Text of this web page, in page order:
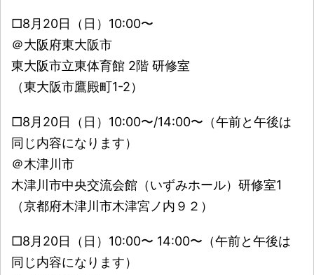
□8月20日（日）10:00〜
＠大阪府東大阪市
東大阪市立東体育館 2階 研修室
（東大阪市鷹殿町1-2）
□8月20日（日）10:00〜/14:00〜（午前と午後は
同じ内容になります）
＠木津川市
木津川市中央交流会館（いずみホール）研修室1
（京都府木津川市木津宮ノ内９２）
□8月20日（日）10:00〜 14:00〜（午前と午後は
同じ内容になります）